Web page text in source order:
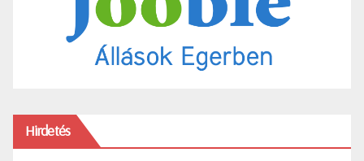
Hirdetés